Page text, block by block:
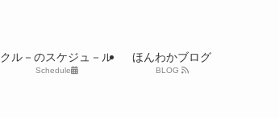
クル－のスケジュ－ル
Schedule
ほんわかブログ
BLOG